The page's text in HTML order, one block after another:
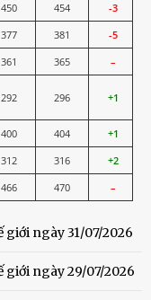
450 454
-3
377 381 -5
361 365 –
292 296 +1
400 404
+1
312 316
+2
466 470 –
giới ngày 31/07/2026
giới ngày 29/07/2026